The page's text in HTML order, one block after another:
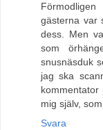
gästerna var
dess. Men
som
snusnäsduk
jag ska
mig själv,
Svara